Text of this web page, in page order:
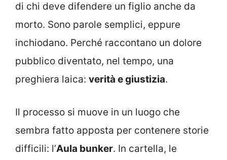
di chi deve difendere un figlio anche da
morto. Sono parole semplici, eppure
inchiodano. Perché raccontano un dolore
pubblico diventato, nel tempo, una
preghiera laica: verità e giustizia.
Il processo si muove in un luogo che
sembra fatto apposta per contenere storie
difficili: l’Aula bunker. In cartella, le